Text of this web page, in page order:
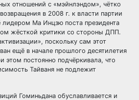
отношений с «мэйнлэндом», чётко
в 2008 г. к власти партии
лидером Ма Инцзю поста президента
жёсткой критики со стороны ДПП.
поскольку сам этот
ещё в начале прошлого десятилетия
этом постоянно подчёркивала, что
Тайваня не подлежит
Гоминьдана обуславливается и